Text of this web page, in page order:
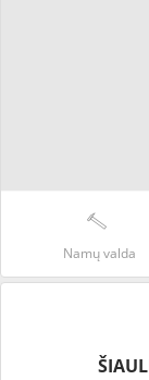
Namų valda